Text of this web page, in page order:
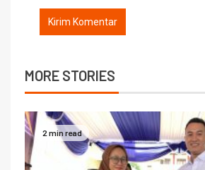
MORE STORIES
2 min read